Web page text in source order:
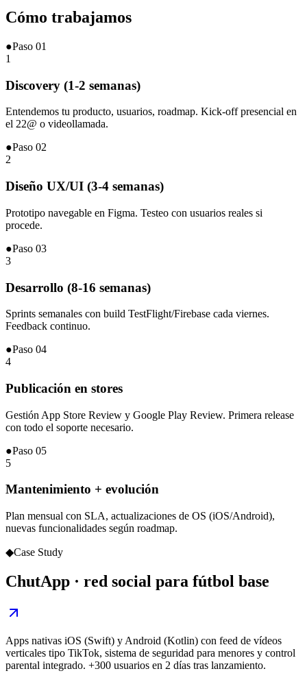
Cómo trabajamos
●Paso 01
1
Discovery (1-2 semanas)
Entendemos tu producto, usuarios, roadmap. Kick-off presencial en
el 22@ o videollamada.
●Paso 02
2
Diseño UX/UI (3-4 semanas)
Prototipo navegable en Figma. Testeo con usuarios reales si
procede.
●Paso 03
3
Desarrollo (8-16 semanas)
Sprints semanales con build TestFlight/Firebase cada viernes.
Feedback continuo.
●Paso 04
4
Publicación en stores
Gestión App Store Review y Google Play Review. Primera release
con todo el soporte necesario.
●Paso 05
5
Mantenimiento + evolución
Plan mensual con SLA, actualizaciones de OS (iOS/Android),
nuevas funcionalidades según roadmap.
◆Case Study
ChutApp · red social para fútbol base
Apps nativas iOS (Swift) y Android (Kotlin) con feed de vídeos
verticales tipo TikTok, sistema de seguridad para menores y control
parental integrado. +300 usuarios en 2 días tras lanzamiento.